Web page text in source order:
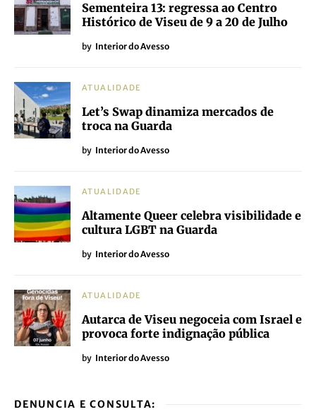
Sementeira 13: regressa ao Centro
Histórico de Viseu de 9 a 20 de Julho
by Interior do Avesso
ATUALIDADE
Let’s Swap dinamiza mercados de
troca na Guarda
by Interior do Avesso
ATUALIDADE
Altamente Queer celebra visibilidade e
cultura LGBT na Guarda
by Interior do Avesso
ATUALIDADE
Autarca de Viseu negoceia com Israel e
provoca forte indignação pública
by Interior do Avesso
DENUNCIA E CONSULTA: